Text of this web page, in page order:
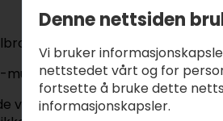
som får sin rike
mulesed ullen har blitt farget
vri gjør den perfekt for
Denne nettsiden
Vi bruker
nettstedet vårt og for
fortsette å bruke dette
informasjonskapsler.